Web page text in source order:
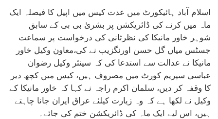
اسلام آباد ہائیکورٹ میں عدت کیس میں اپیل کا فیصلہ ایک
ماہ میں کرنے کی ڈائریکشن پر بشریٰ بی بی کے سابق
شوہر خاور مانیکا کی نظرثانی کی درخواست پر سماعت
جسٹس میاں گل حسن اورنگزیب نے کی،معاون وکیل خاور
مانیکا نے عدالت سے استدعا کی کہ سینئر وکیل رضوان
عباسی سپریم کورٹ میں مصروف ہیں، کیس میں کچھ دیر
کا وقفہ کر دیں، سلمان اکرم راجہ نے کہا کہ خاور مانیکا کے
وکیل نے لکھا ہے کہ وہ زیارت کیلئے عراق ایران جانا چاہتے
ہیں، اس لیے ایک ماہ کی ڈائریکشن ختم کی جائے۔